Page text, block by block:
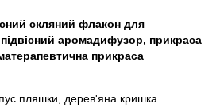
скляний флакон для
аромадифузор, прикраса
прикраса
пляшки, дерев'яна кришка